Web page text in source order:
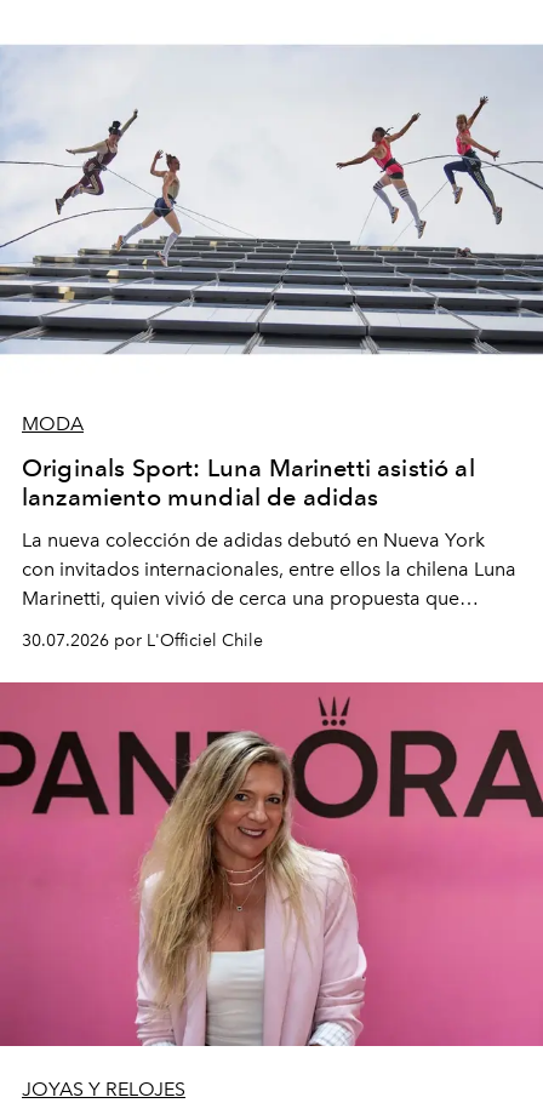
MODA
Originals Sport: Luna Marinetti asistió al
lanzamiento mundial de adidas
La nueva colección de adidas debutó en Nueva York
con invitados internacionales, entre ellos la chilena Luna
Marinetti, quien vivió de cerca una propuesta que
fusiona moda y rendimiento.
30.07.2026 por L'Officiel Chile
JOYAS Y RELOJES